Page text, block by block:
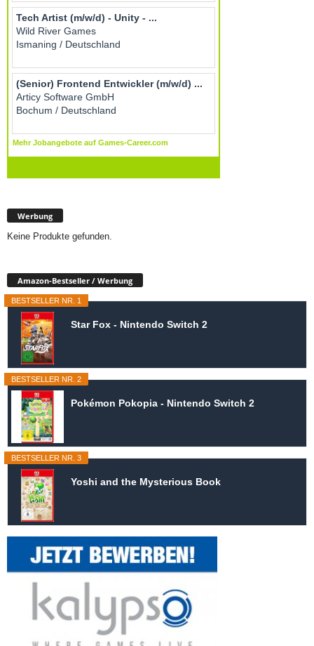
Werbung
Keine Produkte gefunden.
Amazon-Bestseller / Werbung
BESTSELLER NR. 1
Star Fox - Nintendo Switch 2
BESTSELLER NR. 2
Pokémon Pokopia - Nintendo Switch 2
BESTSELLER NR. 3
Yoshi and the Mysterious Book